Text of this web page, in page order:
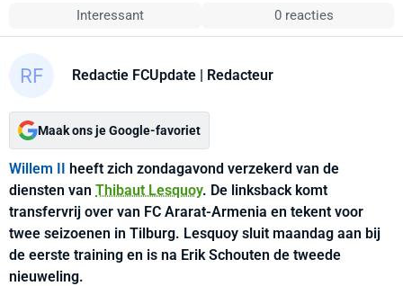
Interessant 0 reacties
Redactie FCUpdate | Redacteur
Maak ons je Google-favoriet
Willem II heeft zich zondagavond verzekerd van de
diensten van Thibaut Lesquoy. De linksback komt
transfervrij over van FC Ararat-Armenia en tekent voor
twee seizoenen in Tilburg. Lesquoy sluit maandag aan bij
de eerste training en is na Erik Schouten de tweede
nieuweling.